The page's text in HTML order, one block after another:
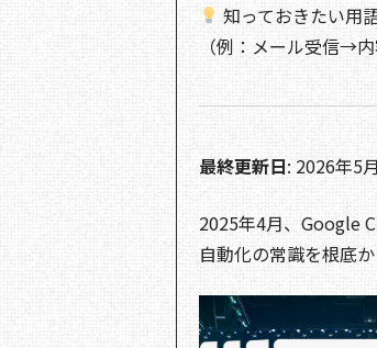
知っておきたい用
（例：メール受信→
最終更新日: 2026年5
2025年4月、Google
自動化の常識を根底